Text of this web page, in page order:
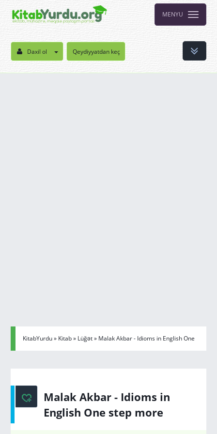
MENYU
Daxil ol Qeydiyyatdan keç
KitabYurdu» Kitab» Lüğət» Malak Akbar - Idioms in English One
Malak Akbar - Idioms in
English One step more